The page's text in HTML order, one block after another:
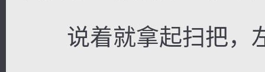
说着就拿起扫把，